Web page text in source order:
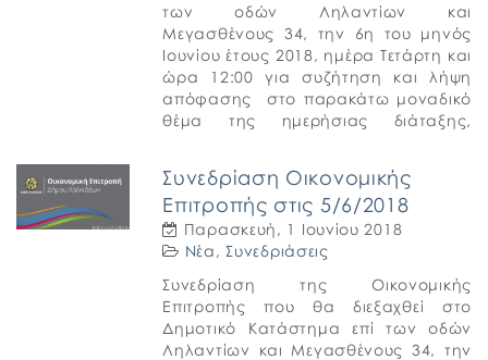
των οδών Ληλαντίων και
Μεγασθένους 34, την 6η του μηνός
Iουνίου έτους 2018, ημέρα Τετάρτη και
ώρα 12:00 για συζήτηση και λήψη
απόφασης στο παρακάτω μοναδικό
θέμα της ημερήσιας διάταξης,
Συνεδρίαση Οικονομικής
Επιτροπής στις 5/6/2018
Παρασκευή, 1 Ιουνίου 2018
Νέα ,Συνεδριάσεις
Συνεδρίαση της Οικονομικής
Επιτροπής που θα διεξαχθεί στο
Δημοτικό Κατάστημα επί των οδών
Ληλαντίων και Μεγασθένους 34, την